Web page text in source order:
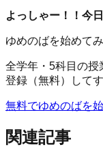
よっしゃー！！今
ゆめのばを始めて
全学年・5科目の授
登録（無料）して
無料でゆめのばを
関連記事